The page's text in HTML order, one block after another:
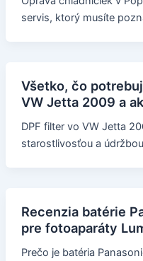
servis, ktorý musíte
Všetko, čo
VW Jetta 2009 a
DPF filter vo VW Jetta
starostlivosťou a
Recenzia batérie
pre fotoaparáty
Prečo je batéria